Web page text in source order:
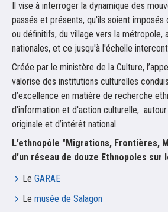
Il vise à interroger la dynamique des
passés et présents, qu'ils soient imposés
ou définitifs, du village vers la métropole,
nationales, et ce jusqu'à l'échelle
Créée par le ministère de la Culture,
valorise des institutions culturelles
d’excellence en matière de recherche
d'information et d'action culturelle, autour
originale et d’intérêt national.
L’ethnopôle "Migrations, Frontières,
d'un réseau de douze Ethnopoles
Le GARAE
Le musée de Salagon